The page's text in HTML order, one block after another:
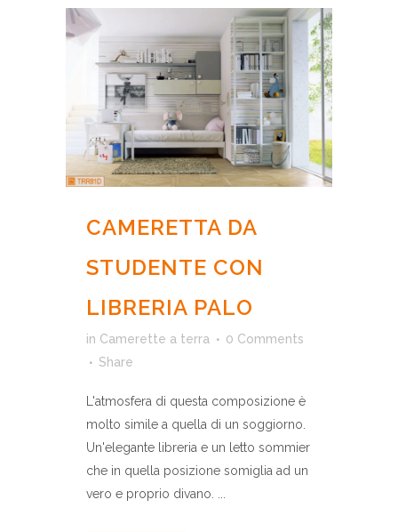
CAMERETTA DA
STUDENTE CON
LIBRERIA PALO
in Camerette a terra
0 Comments
Share
L'atmosfera di questa composizione è
molto simile a quella di un soggiorno.
Un'elegante libreria e un letto sommier
che in quella posizione somiglia ad un
vero e proprio divano. ...